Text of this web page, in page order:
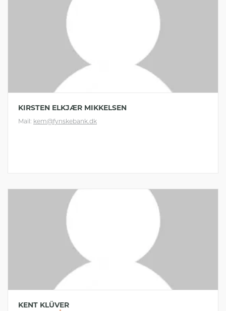
KIRSTEN ELKJÆR MIKKELSEN
Mail: kem@fynskebank.dk
KENT KLÜVER